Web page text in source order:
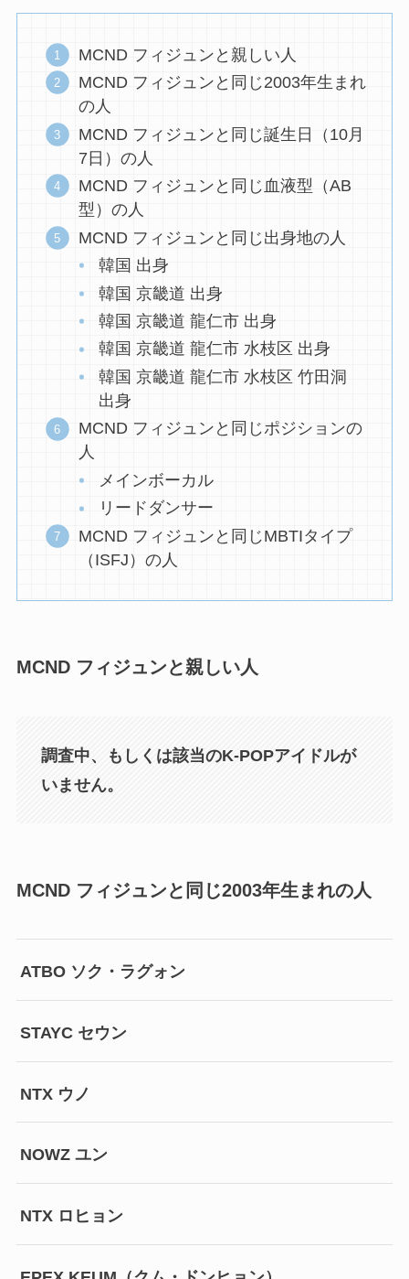
MCND フィジュンと親しい人
MCND フィジュンと同じ2003年生まれ
の人
MCND フィジュンと同じ誕生日（10月
7日）の人
MCND フィジュンと同じ血液型（AB
型）の人
MCND フィジュンと同じ出身地の人
韓国 出身
韓国 京畿道 出身
韓国 京畿道 龍仁市 出身
韓国 京畿道 龍仁市 水枝区 出身
韓国 京畿道 龍仁市 水枝区 竹田洞
出身
MCND フィジュンと同じポジションの
人
メインボーカル
リードダンサー
MCND フィジュンと同じMBTIタイプ
（ISFJ）の人
MCND フィジュンと親しい人
調査中、もしくは該当のK-POPアイドルが
いません。
MCND フィジュンと同じ2003年生まれの人
ATBO ソク・ラグォン
STAYC セウン
NTX ウノ
NOWZ ユン
NTX ロヒョン